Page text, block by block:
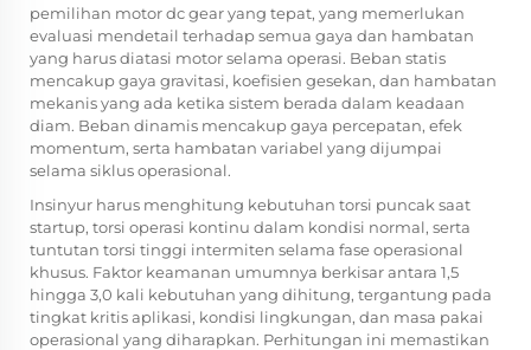
pemilihan motor dc gear yang tepat, yang memerlukan
evaluasi mendetail terhadap semua gaya dan hambatan
yang harus diatasi motor selama operasi. Beban statis
mencakup gaya gravitasi, koefisien gesekan, dan hambatan
mekanis yang ada ketika sistem berada dalam keadaan
diam. Beban dinamis mencakup gaya percepatan, efek
momentum, serta hambatan variabel yang dijumpai
selama siklus operasional.
Insinyur harus menghitung kebutuhan torsi puncak saat
startup, torsi operasi kontinu dalam kondisi normal, serta
tuntutan torsi tinggi intermiten selama fase operasional
khusus. Faktor keamanan umumnya berkisar antara 1,5
hingga 3,0 kali kebutuhan yang dihitung, tergantung pada
tingkat kritis aplikasi, kondisi lingkungan, dan masa pakai
operasional yang diharapkan. Perhitungan ini memastikan